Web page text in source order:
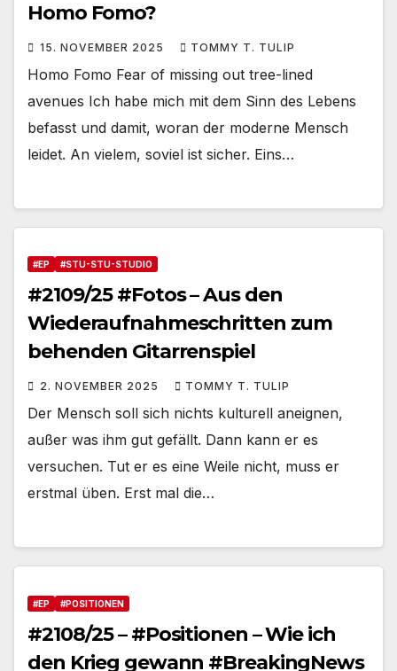
Homo Fomo?
15. NOVEMBER 2025 TOMMY T. TULIP
Homo Fomo Fear of missing out tree-lined
avenues Ich habe mich mit dem Sinn des Lebens
befasst und damit, woran der moderne Mensch
leidet. An vielem, soviel ist sicher. Eins…
#EP #STU-STU-STUDIO
#2109/25 #Fotos – Aus den
Wiederaufnahmeschritten zum
behenden Gitarrenspiel
2. NOVEMBER 2025 TOMMY T. TULIP
Der Mensch soll sich nichts kulturell aneignen,
außer was ihm gut gefällt. Dann kann er es
versuchen. Tut er es eine Weile nicht, muss er
erstmal üben. Erst mal die…
#EP #POSITIONEN
#2108/25 – #Positionen – Wie ich
den Krieg gewann #BreakingNews